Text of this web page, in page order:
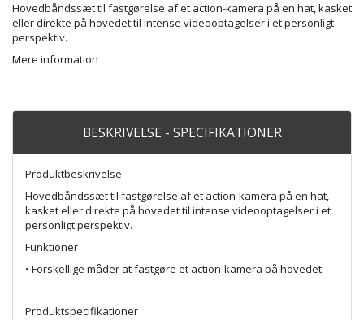
Hovedbåndssæt til fastgørelse af et action-kamera på en hat, kasket
eller direkte på hovedet til intense videooptagelser i et personligt
perspektiv.
Mere information
BESKRIVELSE - SPECIFIKATIONER
Produktbeskrivelse
Hovedbåndssæt til fastgørelse af et action-kamera på en hat,
kasket eller direkte på hovedet til intense videooptagelser i et
personligt perspektiv.
Funktioner
• Forskellige måder at fastgøre et action-kamera på hovedet
Produktspecifikationer